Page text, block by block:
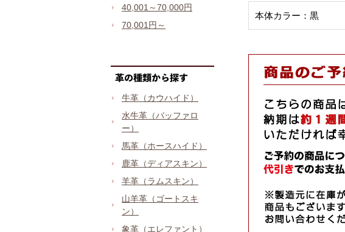
40,001～70,000円
70,001円～
牛革（カウハイド）
水牛革（バッファロ
ー）
馬革（ホースハイド）
鹿革（ディアスキン）
羊革（ラムスキン）
山羊革（ゴートスキ
ン）
象革（エレファント）
本体カラー：黒